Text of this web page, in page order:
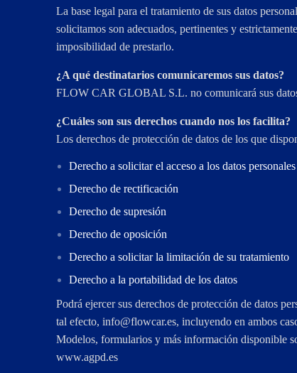
La base legal para el tratamiento de sus datos
solicitamos son adecuados, pertinentes y
imposibilidad de prestarlo.
¿A qué destinatarios comunicaremos sus datos?
FLOW CAR GLOBAL S.L. no comunicará sus
¿Cuáles son sus derechos cuando nos los facilita?
Los derechos de protección de datos de los que
Derecho a solicitar el acceso a los datos
Derecho de rectificación
Derecho de supresión
Derecho de oposición
Derecho a solicitar la limitación de su tratamiento
Derecho a la portabilidad de los datos
Podrá ejercer sus derechos de protección de datos
tal efecto, se.racwolf@ofni, incluyendo en ambos
Modelos, formularios y más información disponible
www.agpd.es